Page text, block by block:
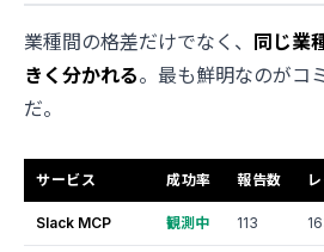
業種間の格差だけでなく、 同じ業
きく分かれる。最も鮮明なのがコ
だ。
サービス 成功率 報告数
Slack MCP 観測中 113